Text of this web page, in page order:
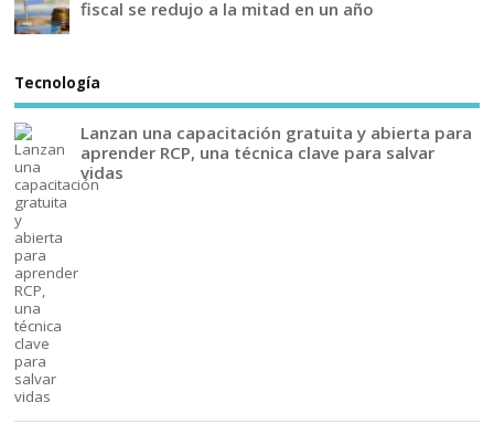
fiscal se redujo a la mitad en un año
Tecnología
Lanzan una capacitación gratuita y abierta para
aprender RCP, una técnica clave para salvar
vidas